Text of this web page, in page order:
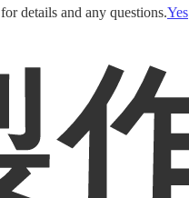
for details and any questions.Yes